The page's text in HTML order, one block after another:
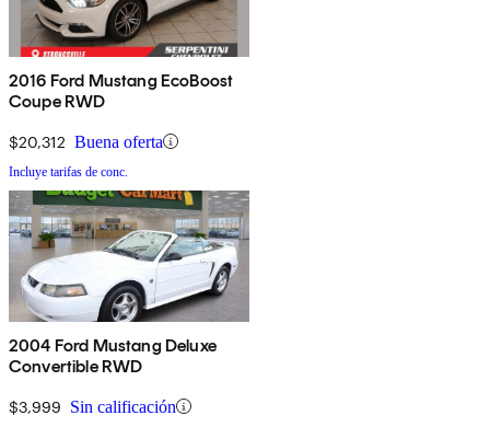
2016 Ford Mustang EcoBoost
Coupe RWD
$20,312 Buena oferta
Incluye tarifas de conc.
2004 Ford Mustang Deluxe
Convertible RWD
$3,999 Sin calificación